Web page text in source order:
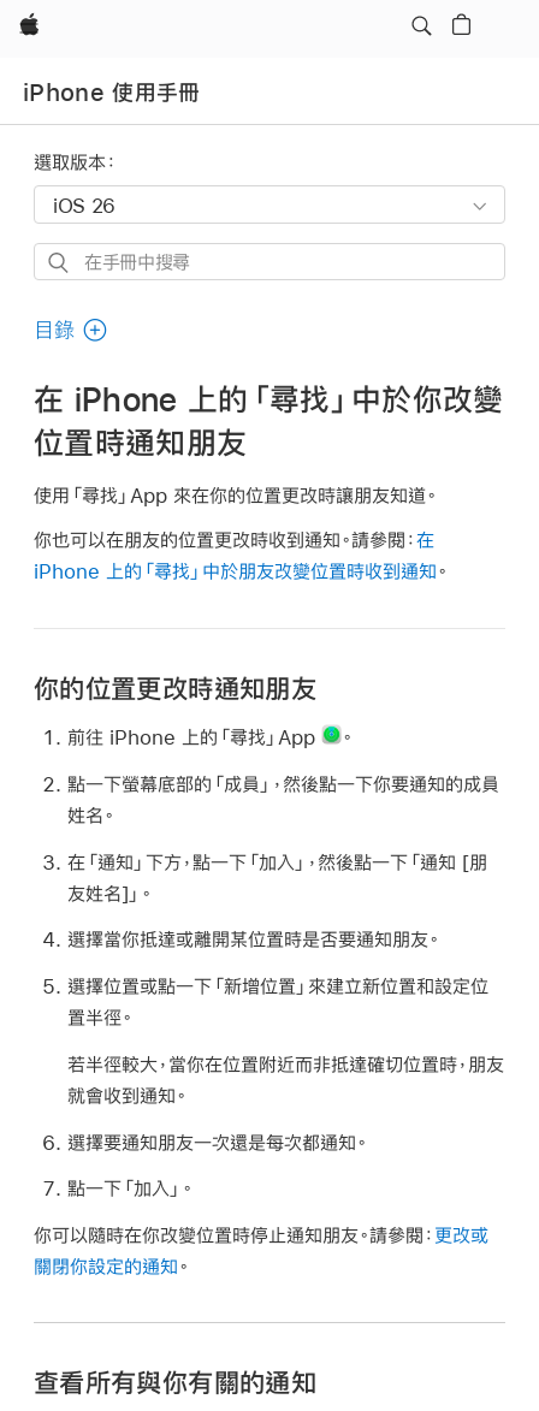
Apple
iPhone 使用手冊
選取版本：
在
冊
搜
尋
目錄
在 iPhone 上的「尋找」中於你改變
位置時通知朋友
使用「尋找」App 來在你的位置更改時讓朋友知道。
你也可以在朋友的位置更改時收到通知。請參閱：在
iPhone 上的「尋找」中於朋友改變位置時收到通知。
你的位置更改時通知朋友
前往 iPhone 上的「尋找」App 。
點一下螢幕底部的「成員」，然後點一下你要通知的成員
姓名。
在「通知」下方，點一下「加入」，然後點一下「通知 [朋
友姓名]」。
選擇當你抵達或離開某位置時是否要通知朋友。
選擇位置或點一下「新增位置」來建立新位置和設定位
置半徑。
若半徑較大，當你在位置附近而非抵達確切位置時，朋友
就會收到通知。
選擇要通知朋友一次還是每次都通知。
點一下「加入」。
你可以隨時在你改變位置時停止通知朋友。請參閱： 更改或
關閉你設定的通知。
查看所有與你有關的通知